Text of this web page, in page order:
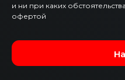
и ни при каких
офертой